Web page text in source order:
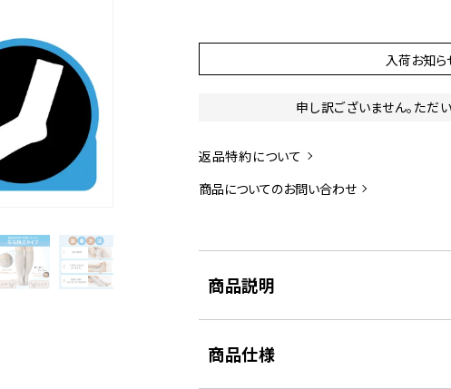
入荷お知ら
申し訳ございません。ただ
返品特約について
商品についてのお問い合わせ
商品説明
商品仕様